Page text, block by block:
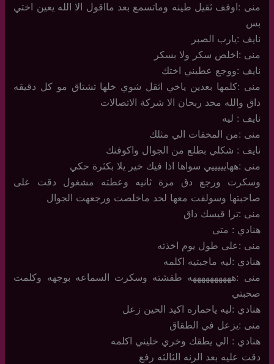
منى :اوفف ثقيل طينه وماتسمع بعد مااقول الا الله يعين اختي
بس
نايف :يارب الصبر
منى :اخلص سكر ولا بسكر
نايف :ووجع عطيني اختك
منى :كلمها بعدين ياخي اثقل شوي خلها تشتاق مو كل دقيقه
داق والله محد ربحان الا شركة الاتصالات
نايف : ليه
منى :من المخفات الي مثلك
نايف : شكلي بطلع من الجوال واكوفنك
منى :ههايييييي سواها اذا فيك خير يلا بكثرة حكي
وسكرت ورجع دق مرة ثانيه وعطته مشغول دقت على
صاحبتها وسولفت معها لحد ماخلصت ورجعهت الجوال
منى :ترا قيسك داق
هنادي : متى
منى :على طول يوم اخذته
هنادي :ليه ماجبتيه اكلمه
منى :ههههههههههه طفشته وسكرت السماعه بوجهه وكلمت
صحبتي
هنادي :ليه ياحماره اكيد الحين زعل
منى :يزعل في الطقاق
هنادي : الي يطقك وخري خليني اكلمه
دقت عليه بعد الرنه الثالثه رفع